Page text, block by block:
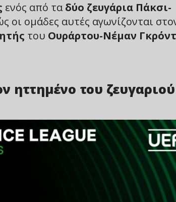
ενός από τα δύο ζευγάρια Πάκσι-
οι ομάδες αυτές αγωνίζονται
του Ουράρτου-Νέμαν
ηττημένο του ζευγαριού